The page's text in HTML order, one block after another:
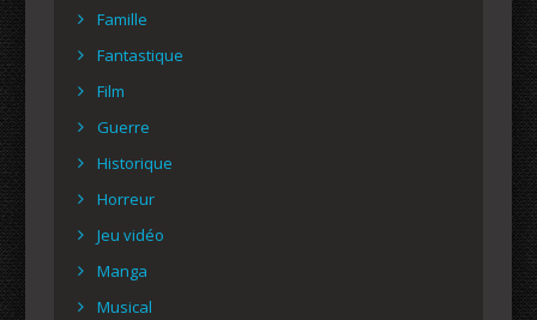
Famille
Fantastique
Film
Guerre
Historique
Horreur
Jeu vidéo
Manga
Musical